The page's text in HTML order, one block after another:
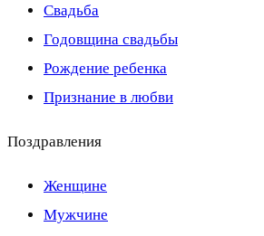
Свадьба
Годовщина свадьбы
Рождение ребенка
Признание в любви
Поздравления
Женщине
Мужчине